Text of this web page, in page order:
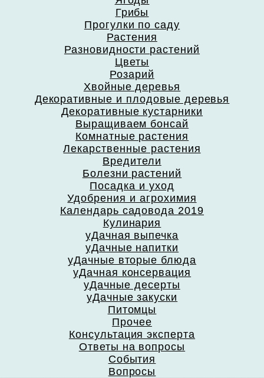
Грибы
Прогулки по саду
Растения
Разновидности растений
Цветы
Розарий
Хвойные деревья
Декоративные и плодовые деревья
Декоративные кустарники
Выращиваем бонсай
Комнатные растения
Лекарственные растения
Вредители
Болезни растений
Посадка и уход
Удобрения и агрохимия
Календарь садовода 2019
Кулинария
уДачная выпечка
уДачные напитки
уДачные вторые блюда
уДачная консервация
уДачные десерты
уДачные закуски
Питомцы
Прочее
Консультация эксперта
Ответы на вопросы
События
Вопросы